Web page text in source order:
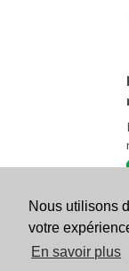
Nous utilisons
votre
En savoir plus